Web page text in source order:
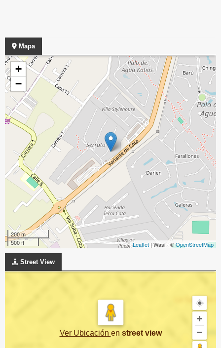
Mapa
+
−
200 m
500 ft
Leaflet | Wasi - ©OpenStreetMap
Street View
Ver Ubicación en street view